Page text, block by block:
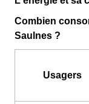
Combien
Saulnes ?
Usagers